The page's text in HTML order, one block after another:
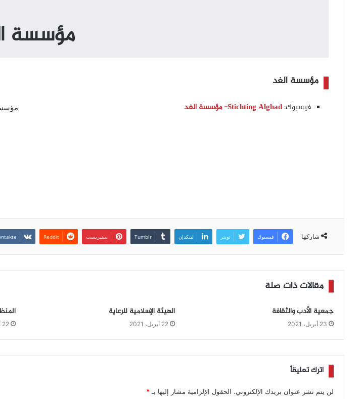
مؤسسة
مؤسسة الغد
فيسبوك:Stichting Alghad- مؤسسة الغد
شاركها فيسبوك تويتر لينكدإن بينتيريست
مقالات ذات صلة
جمعية الأدب والثقافة
23 أبريل، 2021
الهيئة الإسلامية للرعاية
22 أبريل، 2021 22 أبريل، 2021
اترك تعليقاً
لن يتم نشر عنوان بريدك الإلكتروني. الحقول الإلزامية مشار إليها بـ*